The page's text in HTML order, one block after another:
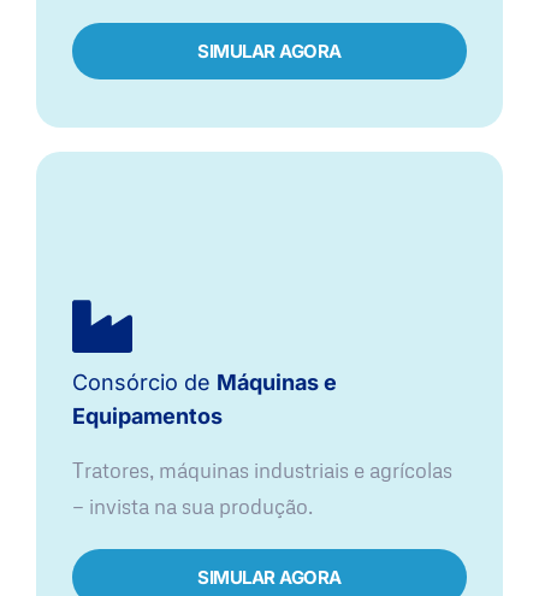
SIMULAR AGORA
Consórcio de Máquinas e
Equipamentos
Tratores, máquinas industriais e agrícolas
— invista na sua produção.
SIMULAR AGORA